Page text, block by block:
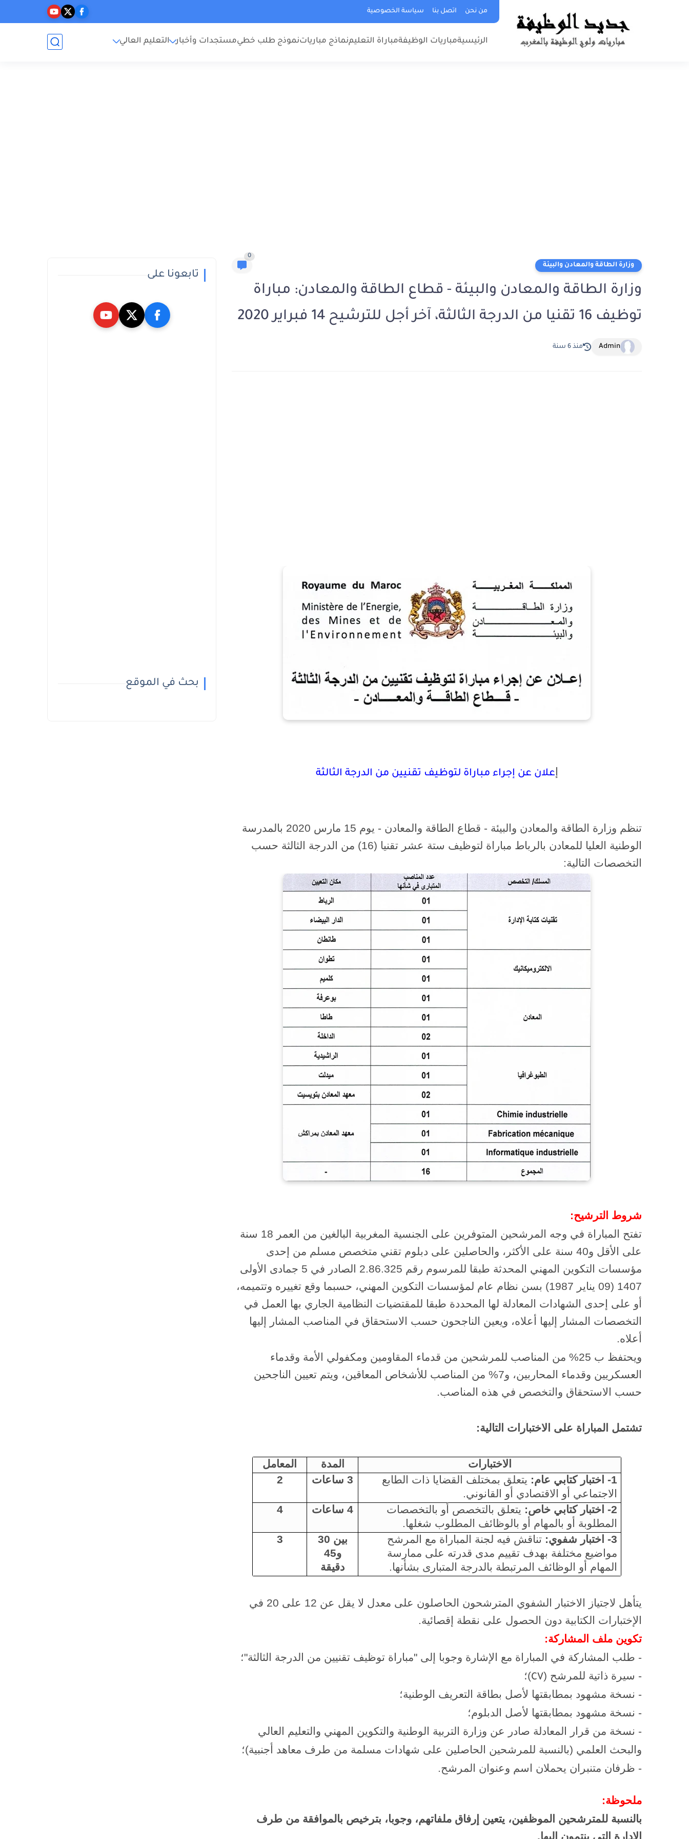
من نحن اتصل بنا سياسة الخصوصية
الرئيسيةمباريات الوظيفةمباراة التعليمنماذج مبارياتنموذج طلب خطيمستجدات وأخبار التعليم العالي
وزارة الطاقة والمعادن والبيئة
0
وزارة الطاقة والمعادن والبيئة - قطاع الطاقة والمعادن: مباراة
توظيف 16 تقنيا من الدرجة الثالثة، آخر أجل للترشيح 14 فبراير 2020
Admin منذ 6 سنة
علان عن إجراء مباراة لتوظيف تقنيين من الدرجة الثالثة
تنظم وزارة الطاقة والمعادن والبيئة - قطاع الطاقة والمعادن - يوم 15 مارس 2020 بالمدرسة
الوطنية العليا للمعادن بالرباط مباراة لتوظيف ستة عشر تقنيا (16) من الدرجة الثالثة حسب
التخصصات التالية:
شروط الترشيح:
تفتح المباراة في وجه المرشحين المتوفرين على الجنسية المغربية البالغين من العمر 18 سنة
على الأقل و40 سنة على الأكثر، والحاصلين على دبلوم تقني متخصص مسلم من إحدى
مؤسسات التكوين المهني المحدثة طبقا للمرسوم رقم 2.86.325 الصادر في 5 جمادى الأولى
1407 (09 يناير 1987) بسن نظام عام لمؤسسات التكوين المهني، حسبما وقع تغييره وتتميمه،
أو على إحدى الشهادات المعادلة لها المحددة طبقا للمقتضيات النظامية الجاري بها العمل في
التخصصات المشار إليها أعلاه، ويعين الناجحون حسب الاستحقاق في المناصب المشار إليها
أعلاه.
ويحتفظ ب 25% من المناصب للمرشحين من قدماء المقاومين ومكفولي الأمة وقدماء
العسكريين وقدماء المحاربين، و7% من المناصب للأشخاص المعاقين، ويتم تعيين الناجحين
حسب الاستحقاق والتخصص في هذه المناصب.
تشتمل المباراة على الاختبارات التالية:
الاختبارات المدة
المعامل
1- اختبار كتابي عام:
يتعلق بمختلف القضايا ذات الطابع
الاجتماعي أو الاقتصادي أو القانوني.
3 ساعات 2
2- اختبار كتابي خاص:
يتعلق بالتخصص أو بالتخصصات
المطلوبة أو بالمهام أو بالوظائف المطلوب شغلها.
4 ساعات 4
3- اختبار شفوي:
تناقش فيه لجنة المباراة مع المرشح
مواضيع مختلفة بهدف تقييم مدى قدرته على ممارسة
المهام أو الوظائف المرتبطة بالدرجة المتبارى بشأنها.
بين 30
و45
دقيقة
3
يتأهل لاجتياز الاختبار الشفوي المترشحون الحاصلون على معدل لا يقل عن 12 على 20 في
الإختبارات الكتابية دون الحصول على نقطة إقصائية.
تكوين ملف المشاركة:
- طلب المشاركة في المباراة مع الإشارة وجوبا إلى "مباراة توظيف تقنيين من الدرجة الثالثة"؛
- سيرة ذاتية للمرشح (CV)؛
- نسخة مشهود بمطابقتها لأصل بطاقة التعريف الوطنية؛
- نسخة مشهود بمطابقتها لأصل الدبلوم؛
- نسخة من قرار المعادلة صادر عن وزارة التربية الوطنية والتكوين المهني والتعليم العالي
والبحث العلمي (بالنسبة للمرشحين الحاصلين على شهادات مسلمة من طرف معاهد أجنبية)؛
- ظرفان متنبران يحملان اسم وعنوان المرشح.
ملحوظة:
بالنسبة للمترشحين الموظفين، يتعين إرفاق ملفاتهم، وجوبا، بترخيص بالموافقة من طرف
الإدارة التي ينتمون إليها.
تابعونا على
بحث في الموقع